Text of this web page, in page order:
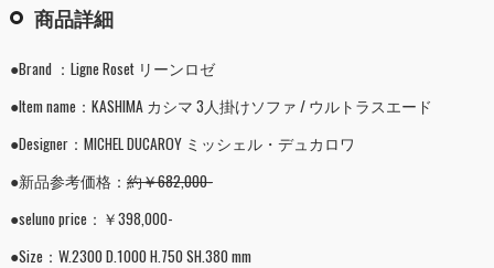
商品詳細
●Brand ：Ligne Roset リーンロゼ
●Item name：KASHIMA カシマ 3人掛けソファ / ウルトラスエード
●Designer：MICHEL DUCAROY ミッシェル・デュカロワ
●新品参考価格： 約￥682,000-
●seluno price：￥398,000-
●Size：W.2300 D.1000 H.750 SH.380 mm